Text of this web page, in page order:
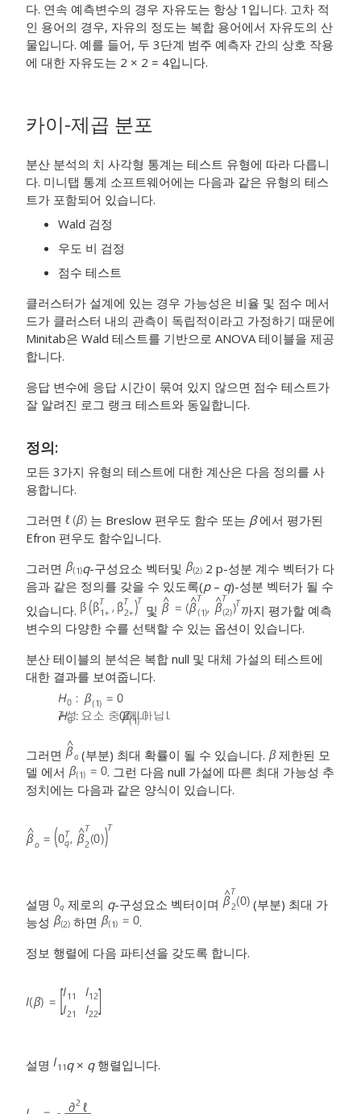
다. 연속 예측변수의 경우 자유도는 항상 1입니다. 고차 적
인 용어의 경우, 자유의 정도는 복합 용어에서 자유도의 산
물입니다. 예를 들어, 두 3단계 범주 예측자 간의 상호 작용
에 대한 자유도는 2 × 2 = 4입니다.
카이-제곱 분포
분산 분석의 치 사각형 통계는 테스트 유형에 따라 다릅니
다. 미니탭 통계 소프트웨어에는 다음과 같은 유형의 테스
트가 포함되어 있습니다.
Wald 검정
우도 비 검정
점수 테스트
클러스터가 설계에 있는 경우 가능성은 비율 및 점수 메서
드가 클러스터 내의 관측이 독립적이라고 가정하기 때문에
Minitab은 Wald 테스트를 기반으로 ANOVA 테이블을 제공
합니다.
응답 변수에 응답 시간이 묶여 있지 않으면 점수 테스트가
잘 알려진 로그 랭크 테스트와 동일합니다.
정의:
모든 3가지 유형의 테스트에 대한 계산은 다음 정의를 사
용합니다.
그러면
는 Breslow 편우도 함수 또는 β에서 평가된
Efron 편우도 함수입니다.
그러면
q-구성요소 벡터및
2 p-성분 계수 벡터가 다
음과 같은 정의를 갖을 수 있도록(p– q)-성분 벡터가 될 수
있습니다.
및
까지 평가할 예측
변수의 다양한 수를 선택할 수 있는 옵션이 있습니다.
분산 테이블의 분석은 복합 null 및 대체 가설의 테스트에
대한 결과를 보여줍니다.
그러면 (부분) 최대 확률이 될 수 있습니다.
제한된 모
델 에서
. 그런 다음 null 가설에 따른 최대 가능성 추
정치에는 다음과 같은 양식이 있습니다.
설명 제로의 q-구성요소 벡터이며
(부분) 최대 가
능성
하면
.
정보 행렬에 다음 파티션을 갖도록 합니다.
설명 q× q행렬입니다.